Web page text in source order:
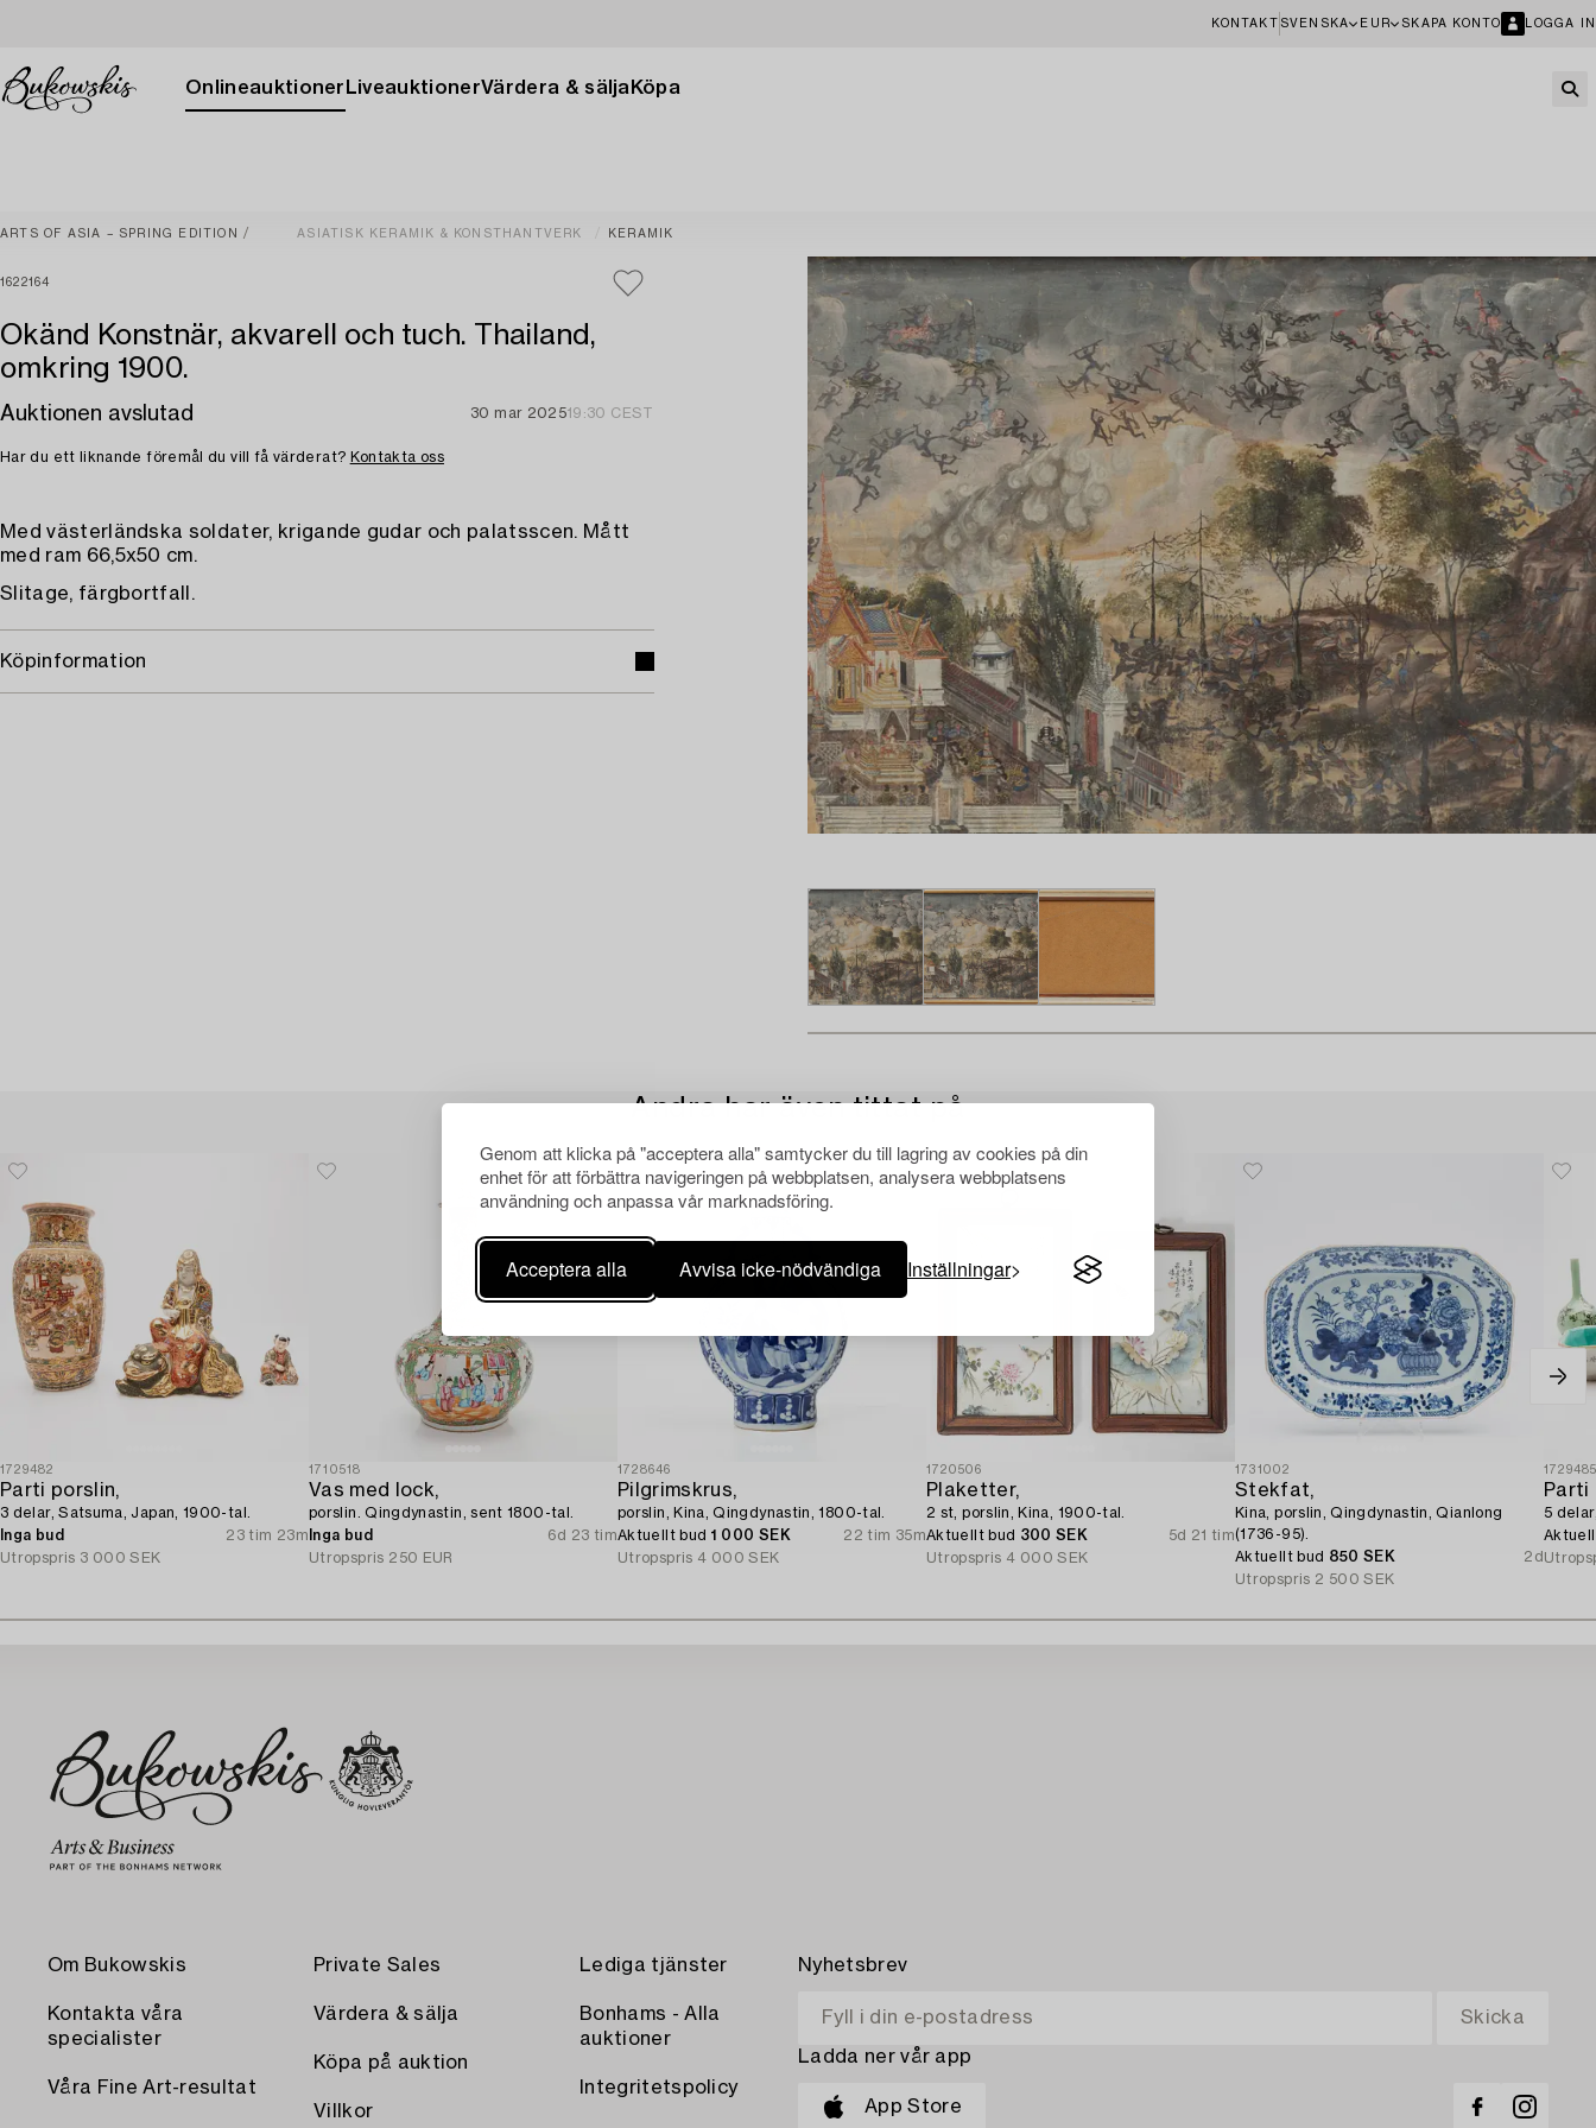
Genom att klicka på "acceptera alla" samtycker du till lagring av cookies på din
enhet för att förbättra navigeringen på webbplatsen, analysera webbplatsens
användning och anpassa vår marknadsföring.
Acceptera alla Avvisa icke-nödvändiga Inställningar
KONTAKT SVENSKA EUR SKAPA KONTO LOGGA IN
Onlineauktioner LiveauktionerVärdera & sälja Köpa
ARTS OF ASIA – SPRING EDITION ASIATISK KERAMIK & KONSTHANTVERK KERAMIK
1622164
Okänd Konstnär, akvarell och tuch. Thailand,
omkring 1900.
Auktionen avslutad 30 mar 202519:30 CEST
Har du ett liknande föremål du vill få värderat? Kontakta oss
Med västerländska soldater, krigande gudar och palatsscen. Mått
med ram 66,5x50 cm.
Slitage, färgbortfall.
Köpinformation
Andra har även tittat på
1729482
Parti porslin,
3 delar, Satsuma, Japan, 1900-tal.
Inga bud
23 tim 23m
Utropspris 3 000 SEK
1710518
Vas med lock,
porslin. Qingdynastin, sent 1800-tal.
Inga bud
6d 23 tim
Utropspris 250 EUR
1728646
Pilgrimskrus,
porslin, Kina, Qingdynastin, 1800-tal.
Aktuellt bud 1 000 SEK
22 tim 35m
Utropspris 4 000 SEK
1720506
Plaketter,
2 st, porslin, Kina, 1900-tal.
Aktuellt bud 300 SEK
5d 21 tim
Utropspris 4 000 SEK
1731002
Stekfat,
Kina, porslin, Qingdynastin, Qianlong
(1736-95).
Aktuellt bud 850 SEK
2d
Utropspris 2 500 SEK
Parti
5
Om Bukowskis
Kontakta våra
specialister
Våra Fine Art-resultat
Private Sales
Värdera & sälja
Köpa på auktion
Villkor
Lediga tjänster
Bonhams - Alla
auktioner
Integritetspolicy
Nyhetsbrev
Ladda ner vår app
App Store